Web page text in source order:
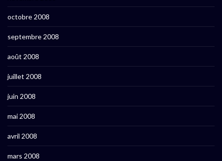
octobre 2008
septembre 2008
août 2008
juillet 2008
juin 2008
mai 2008
avril 2008
mars 2008